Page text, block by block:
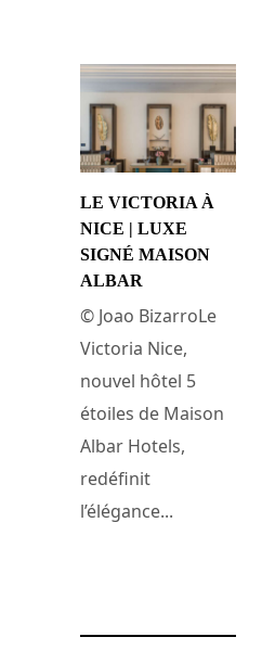
LE VICTORIA À
NICE | LUXE
SIGNÉ MAISON
ALBAR
© Joao BizarroLe
Victoria Nice,
nouvel hôtel 5
étoiles de Maison
Albar Hotels,
redéfinit
l’élégance...